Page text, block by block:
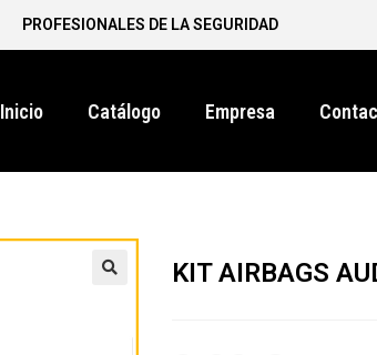
PROFESIONALES DE LA SEGURIDAD
Inicio Catálogo Empresa
KIT AIRBAGS